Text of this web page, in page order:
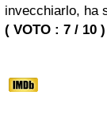
invecchiarlo, ha
( VOTO : 7 / 10 )